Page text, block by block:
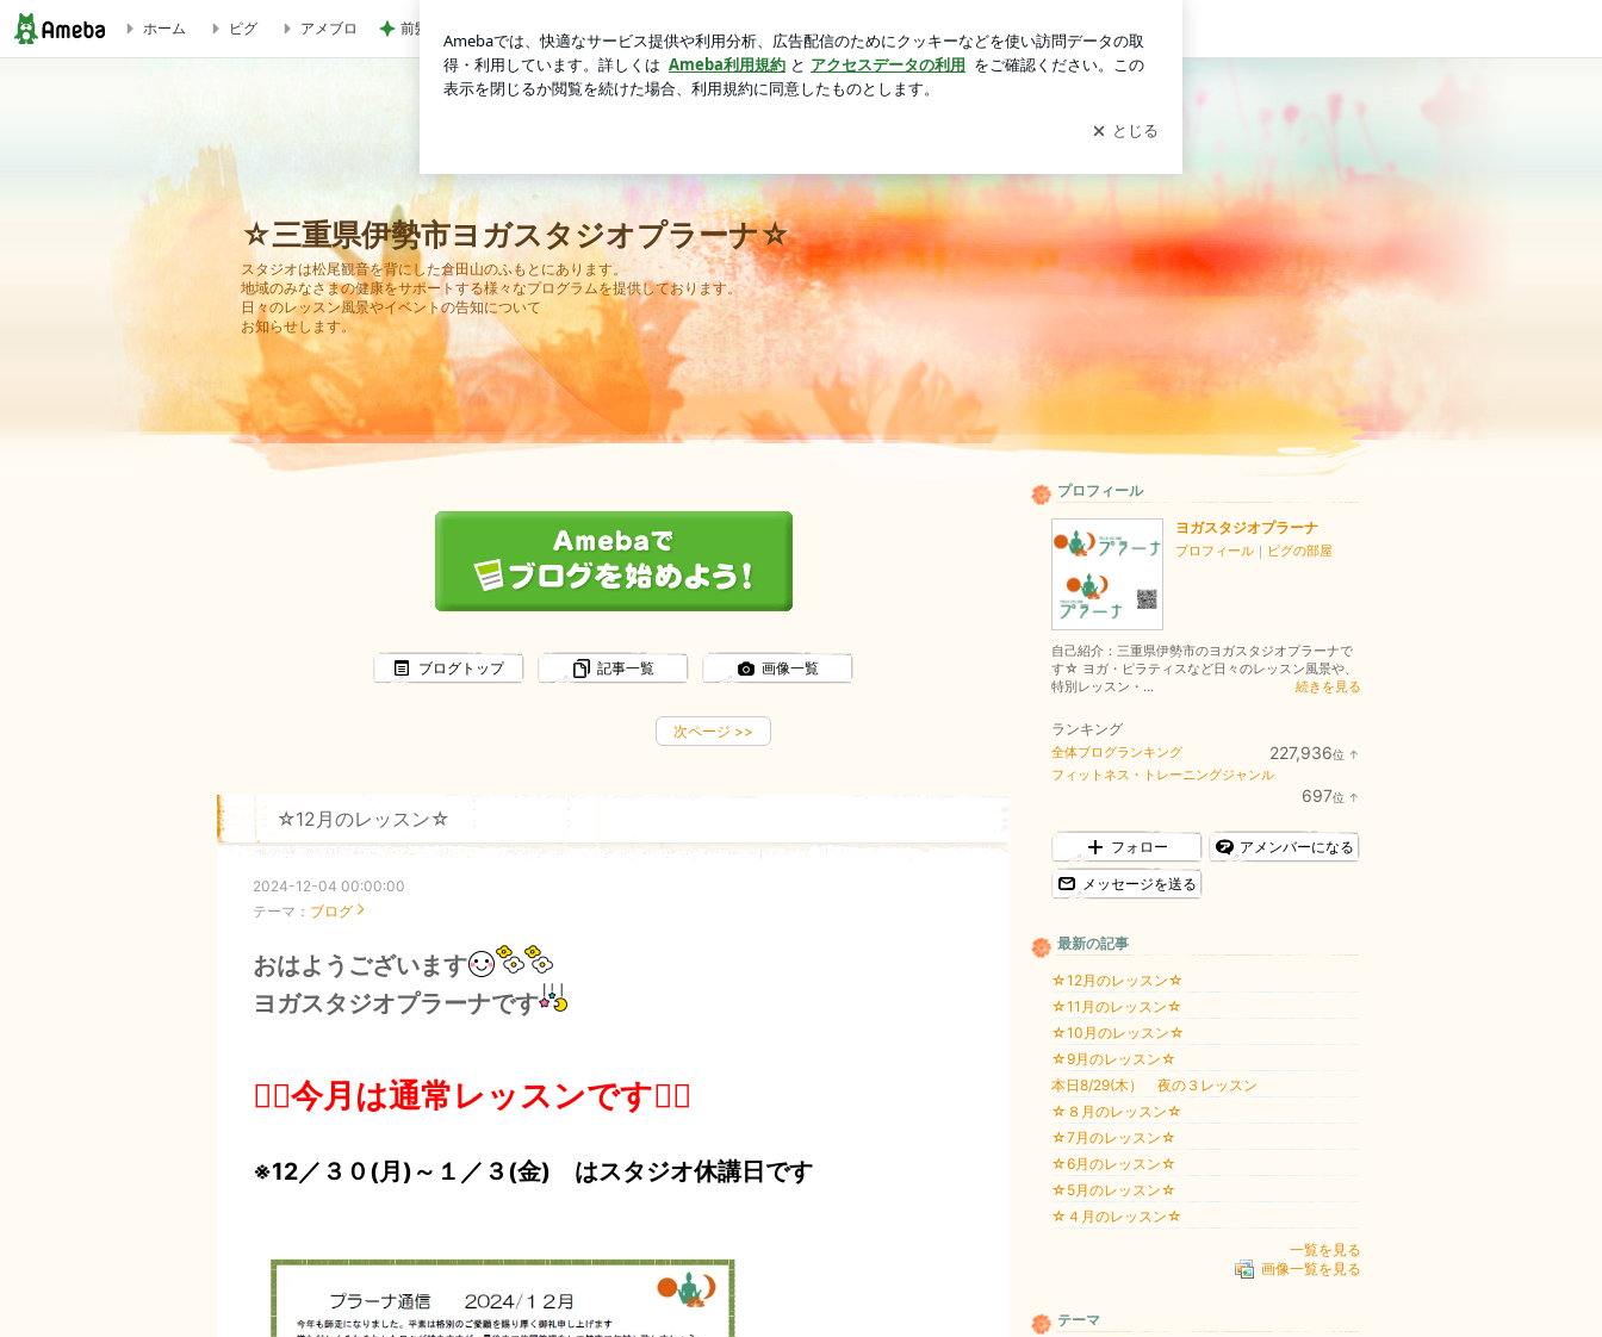
ホーム ピグ アメブロ 前髪ぺたんがすぐ復活するやり方 ログイン
☆三重県伊勢市ヨガスタジオプラーナ☆
スタジオは松尾観音を背にした倉田山のふもとにあります。
地域のみなさまの健康をサポートする様々なプログラムを提供しております。
日々のレッスン風景やイベントの告知について
お知らせします。
ブログトップ 記事一覧 画像一覧
次ページ >>
☆12月のレッスン☆
2024-12-04 00:00:00
テーマ： ブログ
おはようございます
ヨガスタジオプラーナです
🧘‍♂️今月は通常レッスンです🧘‍♂️
※12／３０(月)～１／３(金) はスタジオ休講日です
プロフィール
ヨガスタジオプラーナ
プロフィール ｜ ピグの部屋
自己紹介：三重県伊勢市のヨガスタジオプラーナで
す☆ ヨガ・ピラティスなど日々のレッスン風景や、
特別レッスン・...
続きを見る
ランキング
全体ブログランキング 227,936位 ↑
フィットネス・トレーニングジャンル
697位 ↑
フォロー アメンバーになる
メッセージを送る
最新の記事
☆12月のレッスン☆
☆11月のレッスン☆
☆10月のレッスン☆
☆9月のレッスン☆
本日8/29(木） 夜の３レッスン
☆８月のレッスン☆
☆7月のレッスン☆
☆6月のレッスン☆
☆5月のレッスン☆
☆４月のレッスン☆
一覧を見る
画像一覧を見る
テーマ